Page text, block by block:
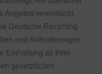
Angebot vereinfacht,
Deutsche Recycling
und Anforderungen
Einhaltung all Ihrer
gesetzlichen